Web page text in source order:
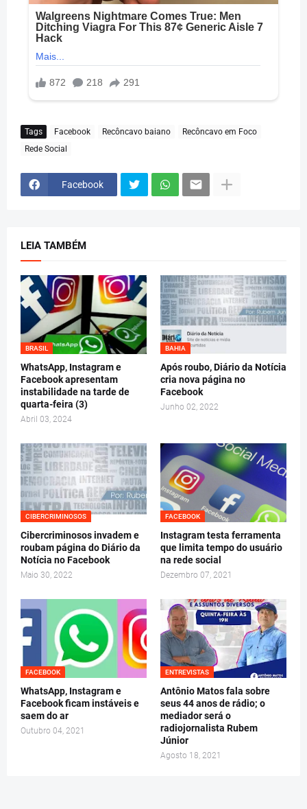
Tags Facebook Recôncavo baiano
Recôncavo em Foco
Rede Social
Facebook
LEIA TAMBÉM
BRASIL
WhatsApp, Instagram e
Facebook apresentam
instabilidade na tarde de
quarta-feira (3)
Abril 03, 2024
BAHIA
Após roubo, Diário da Notícia
cria nova página no
Facebook
Junho 02, 2022
CIBERCRIMINOSOS
Cibercriminosos invadem e
roubam página do Diário da
Notícia no Facebook
Maio 30, 2022
FACEBOOK
Instagram testa ferramenta
que limita tempo do usuário
na rede social
Dezembro 07, 2021
FACEBOOK
WhatsApp, Instagram e
Facebook ficam instáveis e
saem do ar
Outubro 04, 2021
ENTREVISTAS
Antônio Matos fala sobre
seus 44 anos de rádio; o
mediador será o
radiojornalista Rubem
Júnior
Agosto 18, 2021